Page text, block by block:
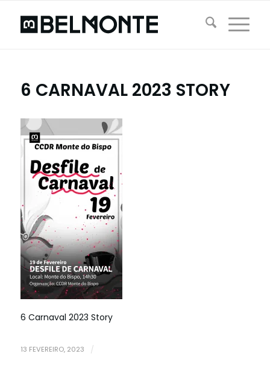
6 CARNAVAL 2023 STORY
6 Carnaval 2023 Story
13 FEVEREIRO, 2023 /